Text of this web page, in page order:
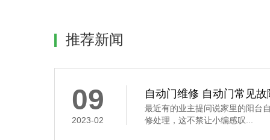
推荐新闻
09
2023-02
自动门维修 自动门常见
最近有的业主提问说家里的阳台
修处理，这不禁让小编感叹...